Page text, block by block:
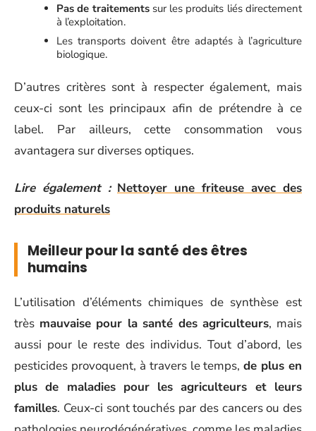
Pas de traitementssur les produits liés directement
à l’exploitation.
Les transports doivent être adaptés à l’agriculture
biologique.
D’autres critères sont à respecter également, mais
ceux-ci sont les principaux afin de prétendre à ce
label. Par ailleurs, cette consommation vous
avantagera sur diverses optiques.
Lire également : Nettoyer une friteuse avec des
produits naturels
Meilleur pour la santé des êtres
humains
L’utilisation d’éléments chimiques de synthèse est
très mauvaise pour la santé des agriculteurs, mais
aussi pour le reste des individus. Tout d’abord, les
pesticides provoquent, à travers le temps,de plus en
plus de maladies pour les agriculteurs et leurs
familles. Ceux-ci sont touchés par des cancers ou des